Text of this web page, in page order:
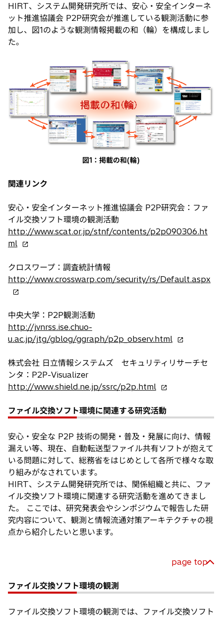
HIRT、システム開発研究所では、安心・安全インターネ
ット推進協議会 P2P研究会が推進している観測活動に参
加し、図1のような観測情報掲載の和（輪）を構成しまし
た。
図1：掲載の和(輪)
関連リンク
安心・安全インターネット推進協議会 P2P研究会：ファ
イル交換ソフト環境の観測活動
http://www.scat.or.jp/stnf/contents/p2p090306.ht
ml新
い
タ
ブ
開
く
クロスワープ：調査統計情報
http://www.crosswarp.com/security/rs/Default.aspx
中央大学：P2P観測活動
http://jvnrss.ise.chuo-
u.ac.jp/jtg/gblog/ggraph/p2p_observ.html新
い
株式会社 日立情報システムズ セキュリティリサーチセ
ンタ：P2P-Visualizer
http://www.shield.ne.jp/ssrc/p2p.html新
い
ブ
で
開
ファイル交換ソフト環境に関連する研究活動
安心・安全な P2P 技術の開発・普及・発展に向け、情報
漏えい等、現在、自動転送型ファイル共有ソフトが抱えて
いる問題に対して、総務省をはじめとして各所で様々な取
り組みがなされています。
HIRT、システム開発研究所では、関係組織と共に、ファ
イル交換ソフト環境に関連する研究活動を進めてきまし
た。 ここでは、研究発表会やシンポジウムで報告した研
究内容について、観測と情報流通対策アーキテクチャの視
点から紹介したいと思います。
page top
ファイル交換ソフト環境の観測
ファイル交換ソフト環境の観測では、ファイル交換ソフト